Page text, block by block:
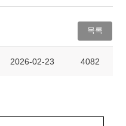
목록
2026-02-23 4082